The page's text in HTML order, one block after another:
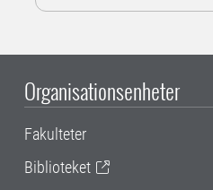
Organisationsenheter
Fakulteter
Biblioteket